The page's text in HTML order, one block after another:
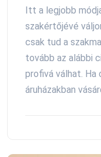
Itt a legjobb
szakértőjévé
csak tud a
tovább az alábbi
profivá válhat. Ha
áruházakban